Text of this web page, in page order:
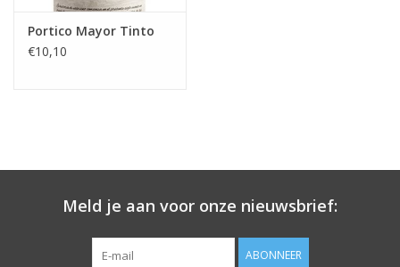
Portico Mayor Tinto
€10,10
Meld je aan voor onze nieuwsbrief:
ABONNEER